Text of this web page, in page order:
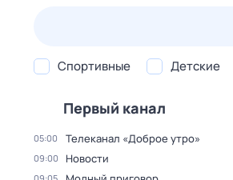
Спортивные Детские
Первый канал
05:00 Телеканал «Доброе утро»
09:00 Новости